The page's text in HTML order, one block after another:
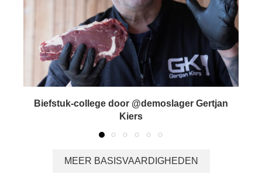
Biefstuk-college door @demoslager Gertjan
Kiers
MEER BASISVAARDIGHEDEN